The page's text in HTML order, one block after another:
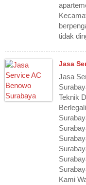
tidak
Jasa
Jasa
Teknik
Kami